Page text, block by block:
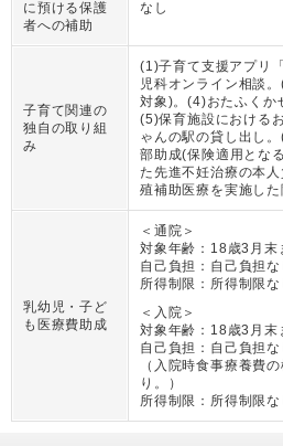
に預ける保護
者への補助
なし
子育て関連の
独自の取り組
み
(1)子育て支援アプリ
児科オンライン相談
対象)。(4)おたふくか
(5)保育施設における
ゃんの駅の貸し出し
部助成(保険適用とな
た先進不妊治療の本
殖補助医療を実施した
乳幼児・子ど
も医療費助成
＜通院＞
対象年齢： 18歳3月末
自己負担： 自己負担な
所得制限： 所得制限な
＜入院＞
対象年齢： 18歳3月末
自己負担： 自己負担な
（ 入院時食事療養費
り。
）
所得制限： 所得制限な